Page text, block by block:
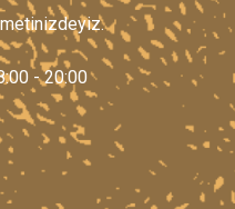
- 20:00